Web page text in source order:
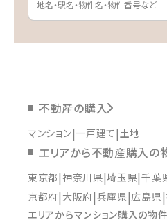
不動産の購入
マンション 一戸建て 土地
エリアから不動産購入の
東京都 神奈川県 埼玉県 千葉
京都府 大阪府 兵庫県 広島県
エリアからマンション購入の物